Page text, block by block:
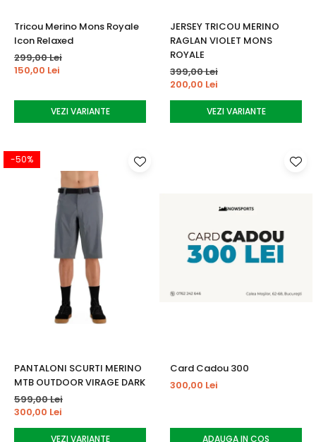
Tricou Merino Mons Royale
Icon Relaxed
299,00 Lei
150,00 Lei
VEZI VARIANTE
JERSEY TRICOU MERINO
RAGLAN VIOLET MONS
ROYALE
399,00 Lei
200,00 Lei
VEZI VARIANTE
-50%
PANTALONI SCURTI MERINO
MTB OUTDOOR VIRAGE DARK
599,00 Lei
300,00 Lei
VEZI VARIANTE
Card Cadou 300
300,00 Lei
ADAUGA IN COS